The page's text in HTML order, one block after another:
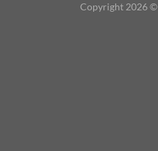
Copyright 2026 ©